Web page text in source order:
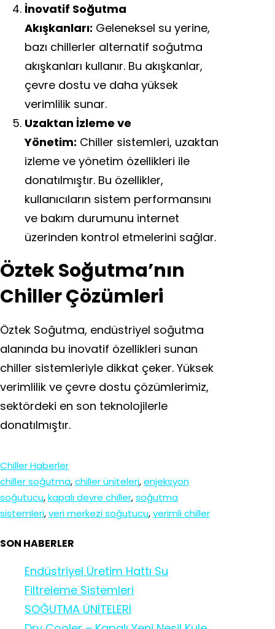
İnovatif Soğutma
Akışkanları: Geleneksel su yerine,
bazı chillerler alternatif soğutma
akışkanları kullanır. Bu akışkanlar,
çevre dostu ve daha yüksek
verimlilik sunar.
Uzaktan İzleme ve
Yönetim: Chiller sistemleri, uzaktan
izleme ve yönetim özellikleri ile
donatılmıştır. Bu özellikler,
kullanıcıların sistem performansını
ve bakım durumunu internet
üzerinden kontrol etmelerini sağlar.
Öztek Soğutma’nın
Chiller Çözümleri
Öztek Soğutma, endüstriyel soğutma
alanında bu inovatif özellikleri sunan
chiller sistemleriyle dikkat çeker. Yüksek
verimlilik ve çevre dostu çözümlerimiz,
sektördeki en son teknolojilerle
donatılmıştır.
Chiller Haberler
chiller soğutma, chiller üniteleri, enjeksyon
soğutucu, kapalı devre chiller, soğutma
sistemleri, veri merkezi soğutucu, verimli chiller
SON HABERLER
Endüstriyel Üretim Hattı Su
Filtreleme Sistemleri
SOĞUTMA ÜNİTELERİ